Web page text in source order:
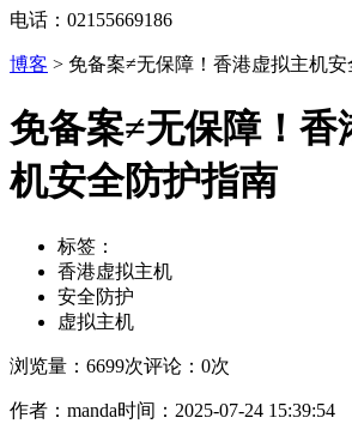
电话：02155669186
博客 > 免备案≠无保障！香港虚拟主机
免备案≠无保障！香
机安全防护指南
标签：
香港虚拟主机
安全防护
虚拟主机
浏览量：6699次评论：0次
作者：manda时间：2025-07-24 15:39:54